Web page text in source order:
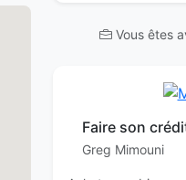
Vous êtes
Faire son
Greg Mimouni